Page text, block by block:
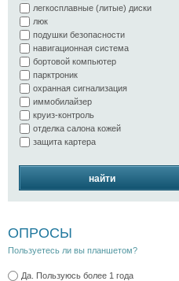
легкосплавные (литые) диски
люк
подушки безопасности
навигационная система
бортовой компьютер
парктроник
охранная сигнализация
иммобилайзер
круиз-контроль
отделка салона кожей
защита картера
найти
ОПРОСЫ
Пользуетесь ли вы планшетом?
Да. Пользуюсь более 1 года